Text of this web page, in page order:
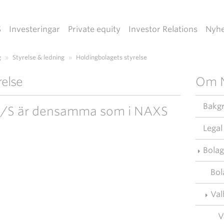
Investeringar Private equity Investor Relations
» Styrelse & ledning » Holdingbolagets styrelse
S är densamma som i NAXS
Om